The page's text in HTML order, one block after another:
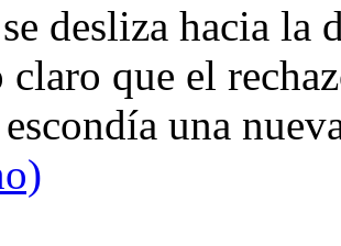
desliza hacia
claro que el
una